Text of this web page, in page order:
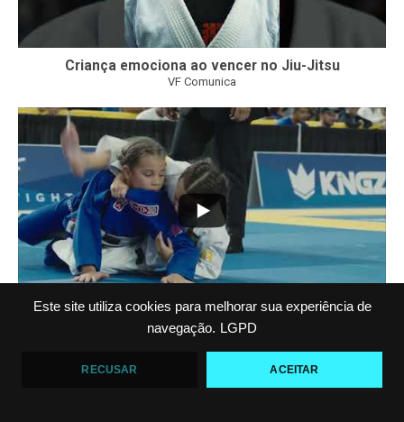
Este site utiliza cookies para melhorar sua experiência de
navegação. LGPD
RECUSAR ACEITAR
Criança emociona ao vencer no Jiu-Jitsu
VF Comunica
...
VF COMUNICA FILM: O QUARTO OURO DE ARIEL
BARBOSA NO PAN KIDS